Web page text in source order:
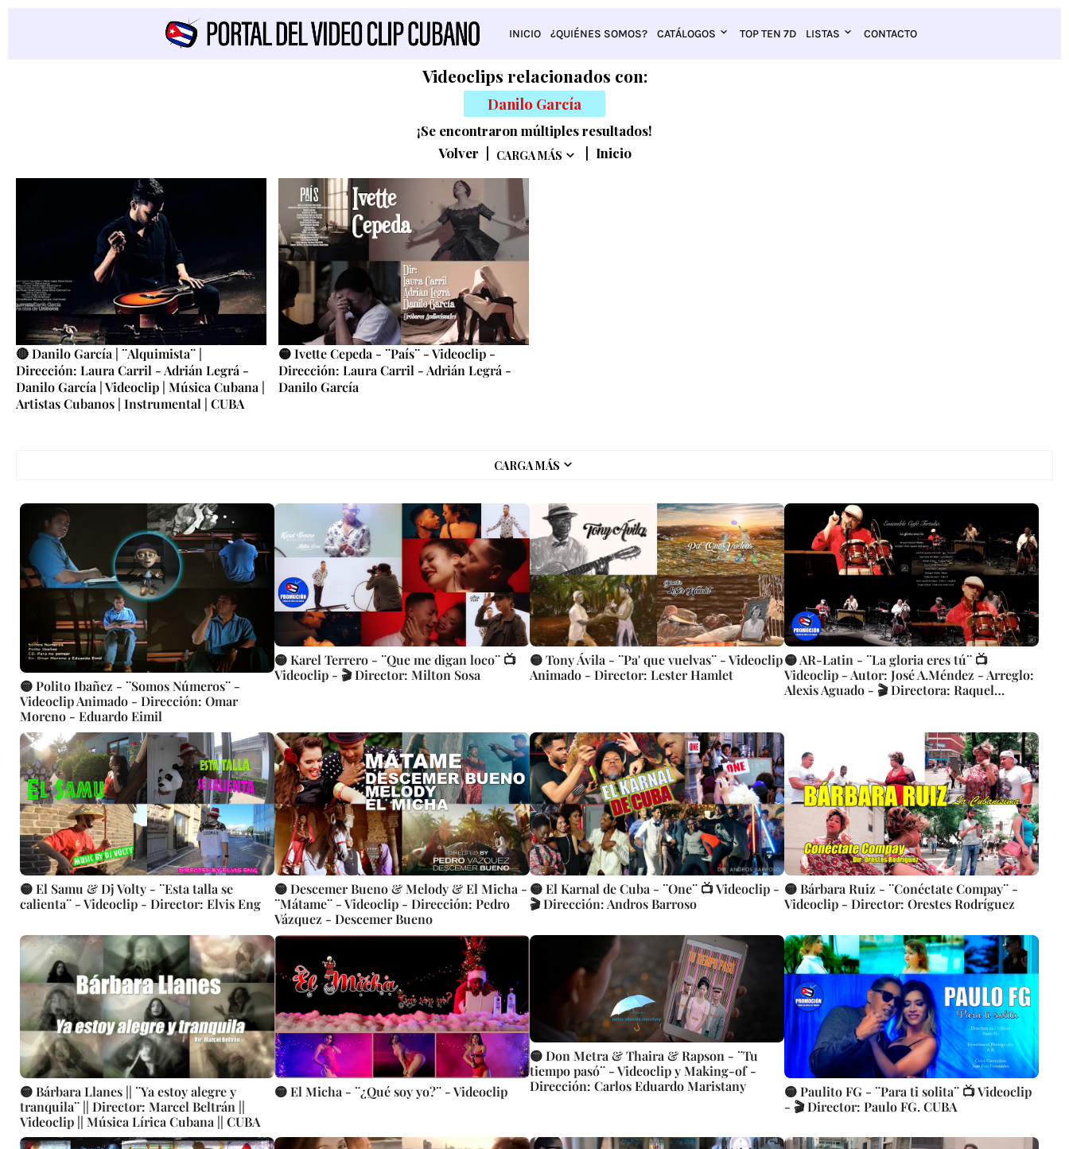
INICIO ¿QUIÉNES SOMOS? CATÁLOGOS TOP TEN 7D LISTAS CONTACTO
Videoclips relacionados con:
Danilo García
¡Se encontraron múltiples resultados!
Volver
CARGA MÁS Inicio
🔴 Danilo García | ¨Alquimista¨ |
Dirección: Laura Carril - Adrián Legrá -
Danilo García | Videoclip | Música Cubana |
Artistas Cubanos | Instrumental | CUBA
🟡 Ivette Cepeda - ¨País¨ - Videoclip -
Dirección: Laura Carril - Adrián Legrá -
Danilo García
CARGA MÁS
🟡 Polito Ibañez - ¨Somos Números¨ -
Videoclip Animado - Dirección: Omar
Moreno - Eduardo Eimil
🟡 Karel Terrero - ¨Que me digan loco¨ 📺
Videoclip - 🎬 Director: Milton Sosa
🟡 Tony Ávila - ¨Pa' que vuelvas¨ - Videoclip
Animado - Director: Lester Hamlet
🟡 AR-Latin - ¨La gloria eres tú¨ 📺
Videoclip - Autor: José A.Méndez - Arreglo:
Alexis Aguado - 🎬 Directora: Raquel
🟡 El Samu & Dj Volty - ¨Esta talla se
calienta¨ - Videoclip - Director: Elvis Eng
🟡 Descemer Bueno & Melody & El Micha -
¨Mátame¨ - Videoclip - Dirección: Pedro
Vázquez - Descemer Bueno
🟡 El Karnal de Cuba - ¨One¨ 📺 Videoclip -
🎬 Dirección: Andros Barroso
🟡 Bárbara Ruiz - ¨Conéctate Compay¨ -
Videoclip - Director: Orestes Rodríguez
🟡 Bárbara Llanes || ¨Ya estoy alegre y
tranquila¨ || Director: Marcel Beltrán ||
Videoclip || Música Lírica Cubana || CUBA
🟡 El Micha - ¨¿Qué soy yo?¨ - Videoclip
🟡 Don Metra & Thaira & Rapson - ¨Tu
tiempo pasó¨ - Videoclip y Making-of -
Dirección: Carlos Eduardo Maristany
🟡 Paulito FG - ¨Para ti solita¨ 📺 Videoclip
- 🎬 Director: Paulo FG. CUBA